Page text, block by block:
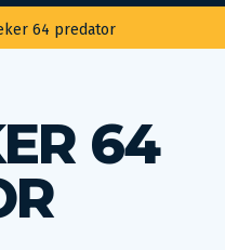
64 predator
64